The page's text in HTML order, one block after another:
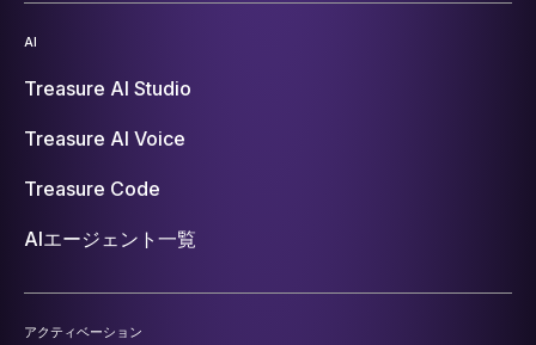
AI
Treasure AI Studio
Treasure AI Voice
Treasure Code
AIエージェント一覧
アクティベーション